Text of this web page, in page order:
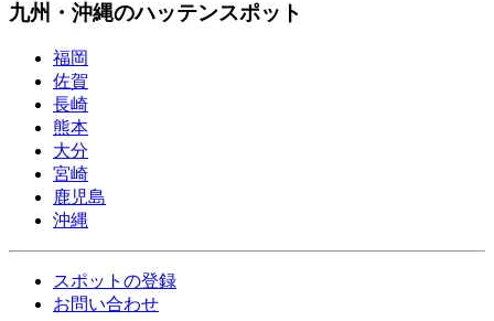
九州・沖縄のハッテンスポット
福岡
佐賀
長崎
熊本
大分
宮崎
鹿児島
沖縄
スポットの登録
お問い合わせ